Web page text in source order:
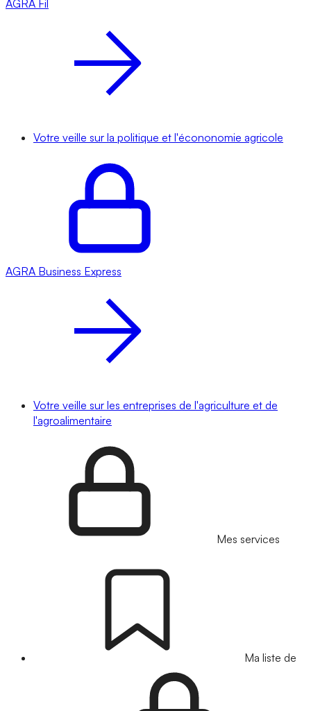
AGRA Fil
Votre veille sur la politique et l'écononomie agricole
AGRA Business Express
Votre veille sur les entreprises de l'agriculture et de
l'agroalimentaire
Mes services
Ma liste de